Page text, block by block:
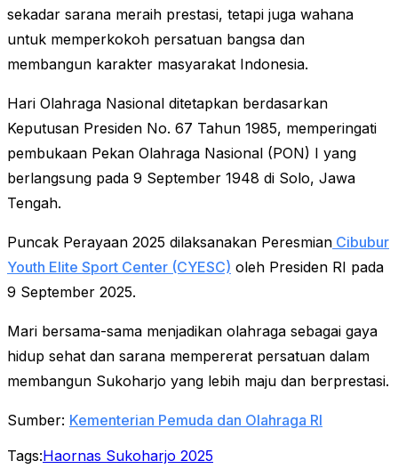
sekadar sarana meraih prestasi, tetapi juga wahana
untuk memperkokoh persatuan bangsa dan
membangun karakter masyarakat Indonesia.
Hari Olahraga Nasional ditetapkan berdasarkan
Keputusan Presiden No. 67 Tahun 1985, memperingati
pembukaan Pekan Olahraga Nasional (PON) I yang
berlangsung pada 9 September 1948 di Solo, Jawa
Tengah.
Puncak Perayaan 2025 dilaksanakan Peresmian Cibubur
Youth Elite Sport Center (CYESC) oleh Presiden RI pada
9 September 2025.
Mari bersama-sama menjadikan olahraga sebagai gaya
hidup sehat dan sarana mempererat persatuan dalam
membangun Sukoharjo yang lebih maju dan berprestasi.
Sumber: Kementerian Pemuda dan Olahraga RI
Tags:Haornas Sukoharjo 2025